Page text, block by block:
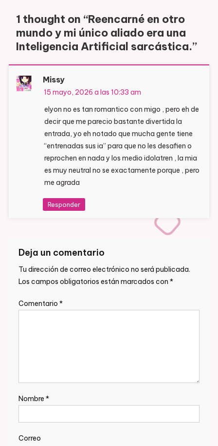
1 thought on “Reencarné en otro
mundo y mi único aliado era una
Inteligencia Artificial sarcástica.”
Missy
15 mayo, 2026 a las 10:33 am
elyon no es tan romantico con migo , pero eh de
decir que me parecio bastante divertida la
entrada, yo eh notado que mucha gente tiene
“entrenadas sus ia” para que no les desafien o
reprochen en nada y los medio idolatren , la mia
es muy neutral no se exactamente porque , pero
me agrada
Responder
Deja un comentario
Tu dirección de correo electrónico no será publicada.
Los campos obligatorios están marcados con *
Comentario *
Nombre *
Correo